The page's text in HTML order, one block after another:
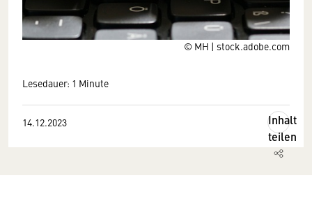
© MH | stock.adobe.com
Lesedauer: 1 Minute
14.12.2023
Inhalt
teilen